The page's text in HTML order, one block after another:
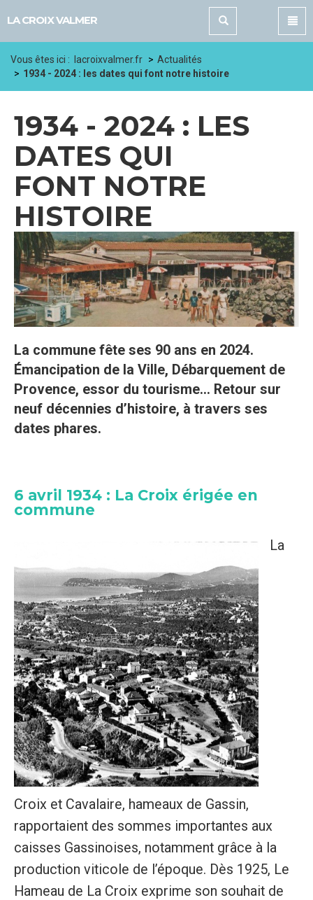
LA CROIX VALMER
Vous êtes ici : lacroixvalmer.fr
Actualités
1934 - 2024 : les dates qui font notre histoire
1934 - 2024 : LES
DATES QUI
FONT NOTRE
HISTOIRE
La commune fête ses 90 ans en 2024.
Émancipation de la Ville, Débarquement de
Provence, essor du tourisme... Retour sur
neuf décennies d’histoire, à travers ses
dates phares.
6 avril 1934 : La Croix érigée en
commune
La
Croix et Cavalaire, hameaux de Gassin,
rapportaient des sommes importantes aux
caisses Gassinoises, notamment grâce à la
production viticole de l’époque. Dès 1925, Le
Hameau de La Croix exprime son souhait de